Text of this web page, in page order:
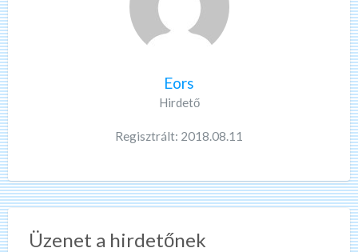
Eors
Hirdető
Regisztrált: 2018.08.11
Üzenet a hirdetőnek